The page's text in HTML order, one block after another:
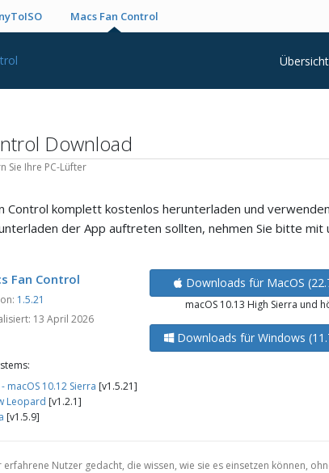
Macs Fan Control
Übersicht
Download
Sie Ihre PC-Lüfter
Control komplett kostenlos herunterladen und
der App auftreten sollten, nehmen Sie bitte mit
Fan Control
1.5.21
13 April 2026
Downloads für MacOS
macOS 10.13 High Sierra und
Downloads für Windows
macOS 10.12 Sierra [v1.5.21]
Leopard [v1.2.1]
[v1.5.9]
Nutzer gedacht, die wissen, wie sie es einsetzen können,